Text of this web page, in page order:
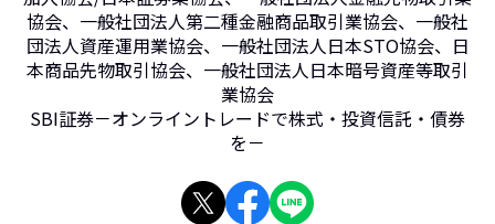
協会、一般社団法人第二種金融商品取引業協会、一般社
団法人資産運用業協会、一般社団法人日本STO協会、日
本商品先物取引協会、一般社団法人日本暗号資産等取引
業協会
SBI証券－オンライントレードで株式・投資信託・債券
を－